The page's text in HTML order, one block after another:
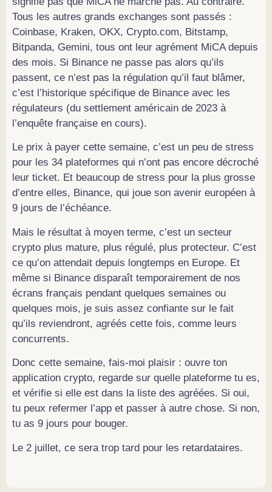
Tous les autres grands exchanges sont passés :
Coinbase, Kraken, OKX, Crypto.com, Bitstamp,
Bitpanda, Gemini, tous ont leur agrément MiCA depuis
des mois. Si Binance ne passe pas alors qu’ils
passent, ce n’est pas la régulation qu’il faut blâmer,
c’est l’historique spécifique de Binance avec les
régulateurs (du settlement américain de 2023 à
l’enquête française en cours).
Le prix à payer cette semaine, c’est un peu de stress
pour les 34 plateformes qui n’ont pas encore décroché
leur ticket. Et beaucoup de stress pour la plus grosse
d’entre elles, Binance, qui joue son avenir européen à
9 jours de l’échéance.
Mais le résultat à moyen terme, c’est un secteur
crypto plus mature, plus régulé, plus protecteur. C’est
ce qu’on attendait depuis longtemps en Europe. Et
même si Binance disparaît temporairement de nos
écrans français pendant quelques semaines ou
quelques mois, je suis assez confiante sur le fait
qu’ils reviendront, agréés cette fois, comme leurs
concurrents.
Donc cette semaine, fais-moi plaisir : ouvre ton
application crypto, regarde sur quelle plateforme tu es,
et vérifie si elle est dans la liste des agréées. Si oui,
tu peux refermer l’app et passer à autre chose. Si non,
tu as 9 jours pour bouger.
Le 2 juillet, ce sera trop tard pour les retardataires.